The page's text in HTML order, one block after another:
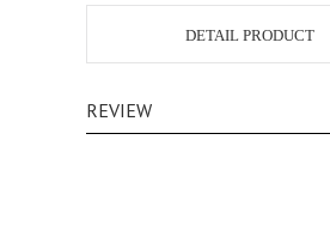
DETAIL PRODUCT
REVIEW